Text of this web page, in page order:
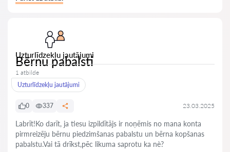
Uzturlīdzekļu jautājumi
Bērnu pabalsti
1 atbilde
Uzturlīdzekļu jautājumi
0 337 23.03.2025
Labrīt!Ko darīt, ja tiesu izpildītājs ir noņēmis no mana konta
pirmreizēju bērnu piedzimšanas pabalstu un bērna kopšanas
pabalstu.Vai tā drīkst,pēc likuma saprotu ka nè?